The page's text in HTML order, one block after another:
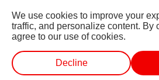
ABP Ganga
ABP ਸਾਂਝਾ ABP
FOLLOW US
We use cookies to improve your
traffic, and personalize content. By
agree to our use of cookies.
Decline